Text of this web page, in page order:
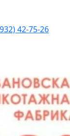
42-75-26